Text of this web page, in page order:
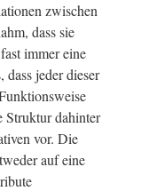
zwischen
dass sie
immer eine
jeder dieser
Struktur dahinter
vor. Die
auf eine